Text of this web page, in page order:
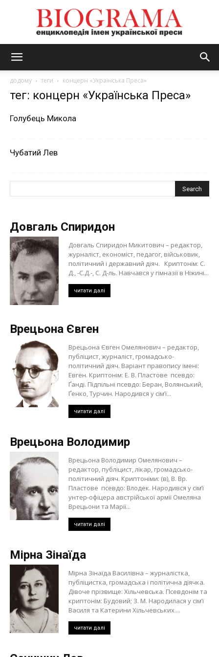
додому теги концерн «Українська Преса»
тег: концерн «Українська Преса»
Голубець Микола
Чубатий Лев
Довгаль Спиридон
Довгаль Спиридон Микитович – редактор,
журналіст, економіст, педагог, військовик,
політичний і державний діяч. Криптонім: С.
Д., -С.Д.-, С. Д-ль. Навчався у гімназії в Ніжині...
читати далі
Врецьона Євген
Врецьона Євген Омелянович – редактор,
публіцист, журналіст, громадсько-
політичний діяч. Варіант правопису імені:
Евген. Криптонім: Е. В. Пластове псевдо:
Ґанді. Підпільні псевдо: Беран, Волянський,
Ґенко, Турчин. Народився у сім’ї...
читати далі
Врецьона Володимир
Врецьона Володимир Омелянович –
редактор, публіцист, лікар, громадсько-
політичний діяч. Криптоніми: (в), В. Вр.
Пластове псевдо: Влодек. Народився у сім’ї
унтер-офіцера австрійської армії Омеляна
Врецьони та Марії...
читати далі
Мірна Зінаїда
Мірна Зінаїда Василівна – журналістка,
публіцистка, громадська і політична діячка.
Дівоче прізвище: Хільчевська. Псевдонім та
криптонім: Будовий; З. М. Народилася у сім’ї
Василя та Катерини Хільчевських....
читати далі